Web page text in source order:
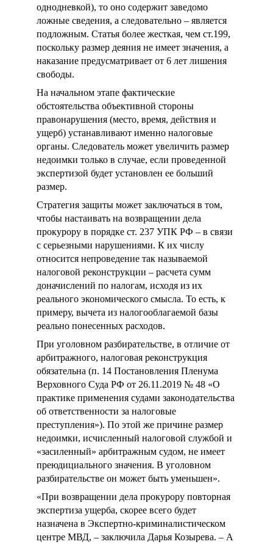
однодневкой), то оно содержит заведомо
ложные сведения, а следовательно – является
подложным. Статья более жесткая, чем ст.199,
поскольку размер деяния не имеет значения, а
наказание предусматривает от 6 лет лишения
свободы.
На начальном этапе фактические
обстоятельства объективной стороны
правонарушения (место, время, действия и
ущерб) устанавливают именно налоговые
органы. Следователь может увеличить размер
недоимки только в случае, если проведенной
экспертизой будет установлен ее больший
размер.
Стратегия защиты может заключаться в том,
чтобы настаивать на возвращении дела
прокурору в порядке ст. 237 УПК РФ – в связи
с серьезными нарушениями. К их числу
относится непроведение так называемой
налоговой реконструкции – расчета сумм
доначислений по налогам, исходя из их
реального экономического смысла. То есть, к
примеру, вычета из налогооблагаемой базы
реально понесенных расходов.
При уголовном разбирательстве, в отличие от
арбитражного, налоговая реконструкция
обязательна (п. 14 Постановления Пленума
Верховного Суда РФ от 26.11.2019 № 48 «О
практике применения судами законодательства
об ответственности за налоговые
преступления»). По этой же причине размер
недоимки, исчисленный налоговой службой и
«засиленный» арбитражным судом, не имеет
преюдициального значения. В уголовном
разбирательстве он может быть уменьшен».
«При возвращении дела прокурору повторная
экспертиза ущерба, скорее всего будет
назначена в Экспертно-криминалистическом
центре МВД, – заключила Дарья Козырева. – А